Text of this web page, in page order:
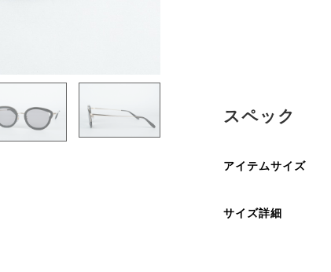
スペック
アイテムサイズ
サイズ詳細